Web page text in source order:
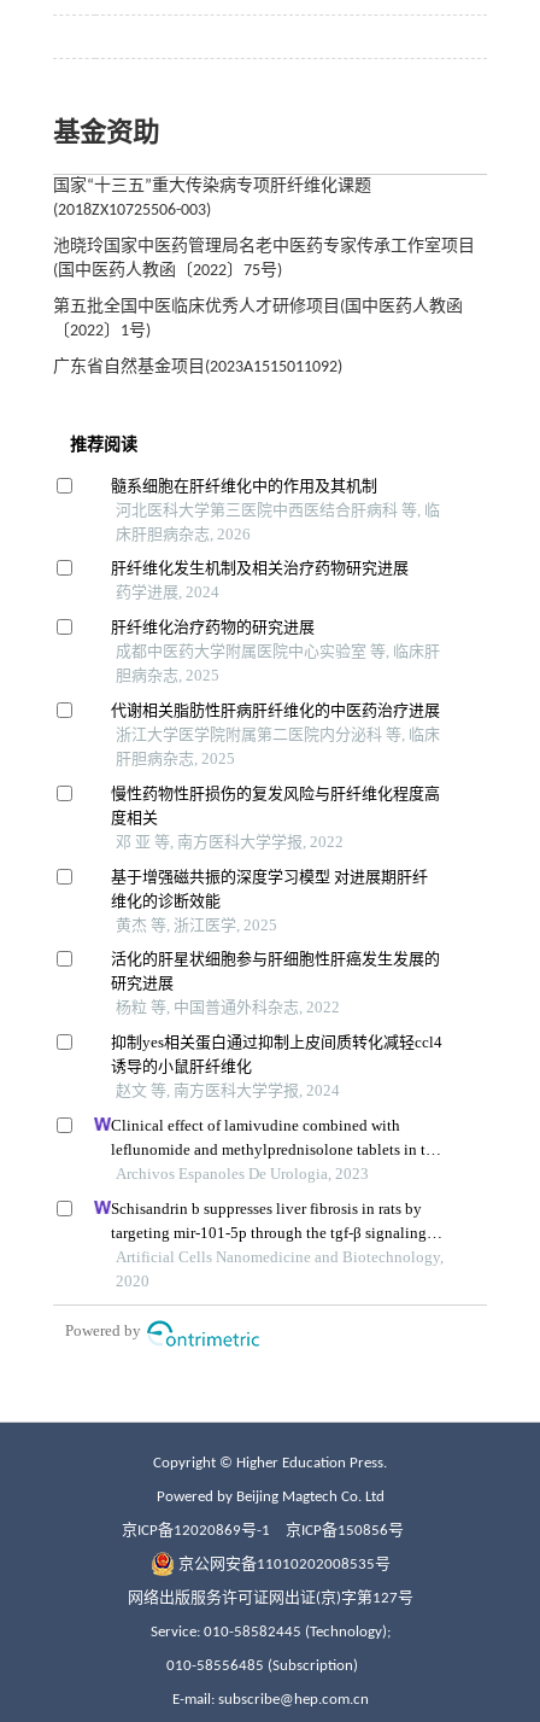
基金资助
国家“十三五”重大传染病专项肝纤维化课题
(2018ZX10725506-003)
池晓玲国家中医药管理局名老中医药专家传承工作室项目
(国中医药人教函〔2022〕75号)
第五批全国中医临床优秀人才研修项目(国中医药人教函
〔2022〕1号)
广东省自然基金项目(2023A1515011092)
Copyright © Higher Education Press.
Powered by Beijing Magtech Co. Ltd
京ICP备12020869号-1 京ICP备150856号
京公网安备11010202008535号
网络出版服务许可证网出证(京)字第127号
Service: 010-58582445 (Technology);
010-58556485 (Subscription)
E-mail: subscribe@hep.com.cn